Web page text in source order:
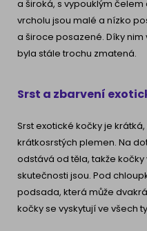
a široká, s vypouklým
vrcholu jsou malé a nízko
a široce posazené. Díky
byla stále trochu zmatená.
Srst a zbarvení
Srst exotické kočky je
krátkosrstých plemen. Na
odstává od těla, takže
skutečnosti jsou. Pod
podsada, která může
kočky se vyskytují ve všech